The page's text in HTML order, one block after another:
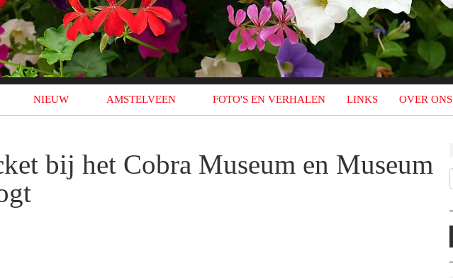
NIEUW AMSTELVEEN FOTO'S EN VERHALEN LINKS OVER ONS
bij het Cobra Museum en Museum